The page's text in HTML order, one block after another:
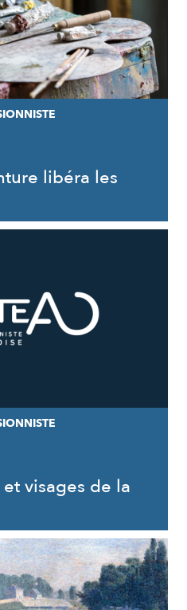
libéra les
visages de la